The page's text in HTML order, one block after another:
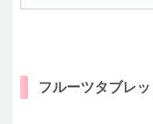
フルーツタブレッ